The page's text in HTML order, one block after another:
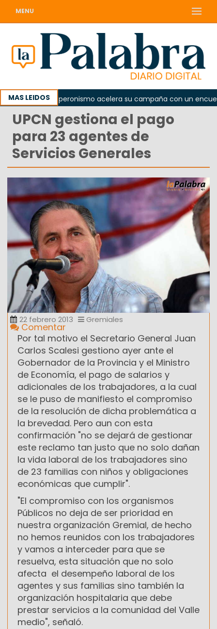
MENU
MAS LEIDOSEl peronismo acelera su campaña con un
UPCN gestiona el pago
para 23 agentes de
Servicios Generales
22 febrero 2013 Gremiales
Comentar
Por tal motivo el Secretario General Juan
Carlos Scalesi gestiono ayer ante el
Gobernador de la Provincia y el Ministro
de Economía, el pago de salarios y
adicionales de los trabajadores, a la cual
se le puso de manifiesto el compromiso
de la resolución de dicha problemática a
la brevedad. Pero aun con esta
confirmación "no se dejará de gestionar
este reclamo tan justo que no solo dañan
la vida laboral de los trabajadores sino
de 23 familias con niños y obligaciones
económicas que cumplir".
"El compromiso con los organismos
Públicos no deja de ser prioridad en
nuestra organización Gremial, de hecho
no hemos reunidos con los trabajadores
y vamos a interceder para que se
resuelva, esta situación que no solo
afecta el desempeño laboral de los
agentes y sus familias sino también la
organización hospitalaria que debe
prestar servicios a la comunidad del Valle
medio", señaló.